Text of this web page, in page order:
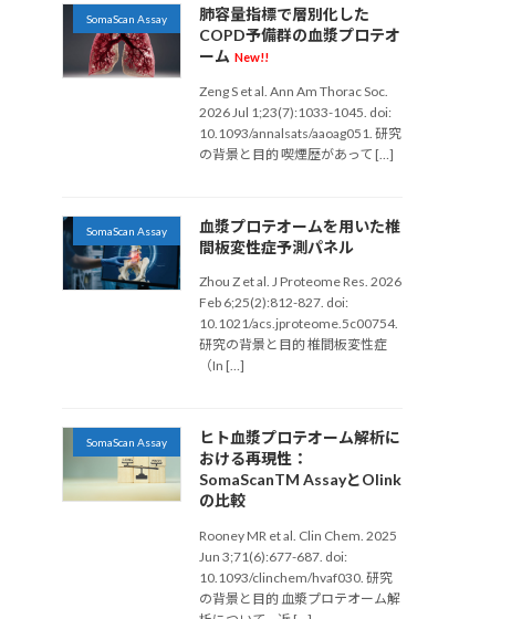
SomaScan Assay
肺容量指標で層別化した
COPD予備群の血漿プロテオ
ーム New!!
Zeng S et al. Ann Am Thorac Soc.
2026 Jul 1;23(7):1033-1045. doi:
10.1093/annalsats/aaoag051. 研究
の背景と目的 喫煙歴があって […]
SomaScan Assay
血漿プロテオームを用いた椎
間板変性症予測パネル
Zhou Z et al. J Proteome Res. 2026
Feb 6;25(2):812-827. doi:
10.1021/acs.jproteome.5c00754.
研究の背景と目的 椎間板変性症
（In […]
SomaScan Assay
ヒト血漿プロテオーム解析に
おける再現性：
SomaScanTM AssayとOlink
の比較
Rooney MR et al. Clin Chem. 2025
Jun 3;71(6):677-687. doi:
10.1093/clinchem/hvaf030. 研究
の背景と目的 血漿プロテオーム解